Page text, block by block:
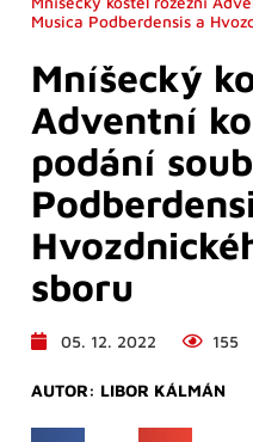
Musica Podberdensis a
Mníšecký
Adventní
podání
sboru
05. 12. 2022 155
AUTOR: LIBOR KÁLMÁN